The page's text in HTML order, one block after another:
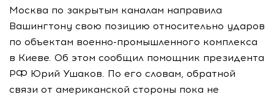
Москва по закрытым каналам направила
Вашингтону свою позицию относительно ударов
по объектам военно-промышленного комплекса
в Киеве. Об этом сообщил помощник президента
РФ Юрий Ушаков. По его словам, обратной
связи от американской стороны пока не